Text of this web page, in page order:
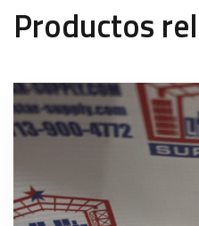
Productos